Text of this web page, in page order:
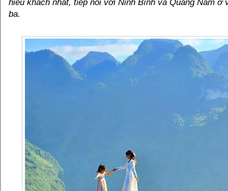
hiếu khách nhất, tiếp nối với Ninh Bình và Quảng Nam ở
ba.